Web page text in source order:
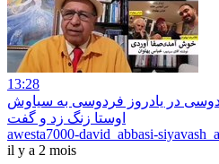
13:28
در یادروز فردوسی به سیاوش
اوستا زنگ زد و گفت
awesta7000-david_abbasi-
il y a 2 mois